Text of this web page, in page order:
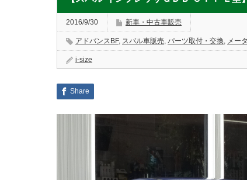
2016/9/30 新車・中古車販売
アドバンスBF, スバル車販売, パーツ取付・交換, メー
i-size
Share